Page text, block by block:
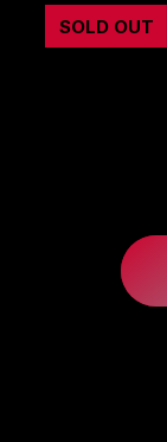
SOLD OUT